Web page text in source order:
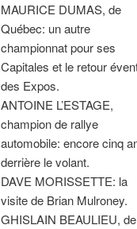
MAURICE DUMAS, de
Québec: un autre
championnat pour ses
Capitales et le retour
des Expos.
ANTOINE L’ESTAGE,
champion de rallye
automobile: encore cinq
derrière le volant.
DAVE MORISSETTE: la
visite de Brian Mulroney.
GHISLAIN BEAULIEU,